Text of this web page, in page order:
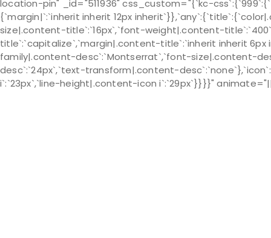
location-pin" _id="511936" css_custom="{`kc-
{`margin|`:`inherit inherit 12px
size|.content-title`:`16px`,`font-weight|.content-
title`:`capitalize`,`margin|.content-title`:`inherit inherit
family|.content-desc`:`Montserrat`,`font-size|.content-
desc`:`24px`,`text-transform|.content-
i`:`23px`,`line-height|.content-icon i`:`29px`}}}}"